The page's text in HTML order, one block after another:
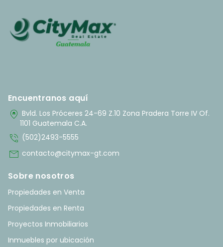
Encuentranos aquí
home_pin Bvld. Los Próceres 24-69 Z.10 Zona Pradera Torre IV Of.
1101 Guatemala C.A.
phone_in_talk (502)2493-5555
mail contacto@citymax-gt.com
Sobre nosotros
Propiedades en Venta
Propiedades en Renta
Proyectos Inmobiliarios
Inmuebles por ubicación